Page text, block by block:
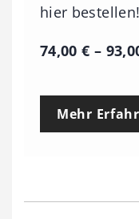
hier bestellen!
74,00€ –
Mehr